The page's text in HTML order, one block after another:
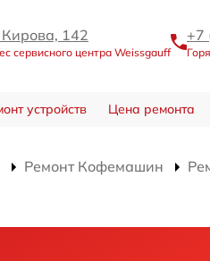
Кирова, 142
сервисного центра Weissgauff
+7
устройств Цена ремонта
Ремонт Кофемашин